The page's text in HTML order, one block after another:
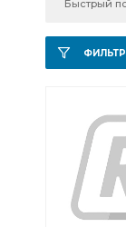
ФИЛЬТР